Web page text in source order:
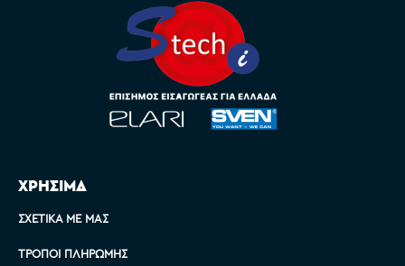
ΧΡΗΣΙΜΑ
ΣΧΕΤΙΚΆ ΜΕ ΜΑΣ
ΤΡΌΠΟΙ ΠΛΗΡΩΜΉΣ